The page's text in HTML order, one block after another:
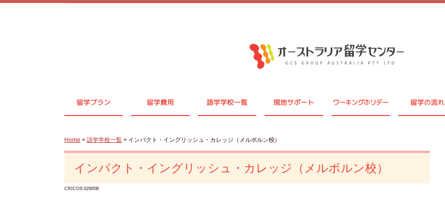
留学プラン 留学費用 語学学校一覧 現地サポート ワーキングホリデー 留学の流れ
Home > 語学学校一覧 > インパクト・イングリッシュ・カレッジ（メルボルン校）
インパクト・イングリッシュ・カレッジ（メルボルン校）
CRICOS:02995B